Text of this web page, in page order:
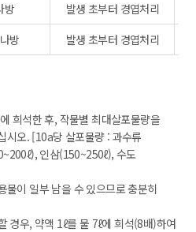
방
발생 초부터 경엽처리
방 발생 초부터 경엽처리
희석한 후, 작물별 최대살포물량을
시오. [10a당 살포물량 : 과수류
인삼(150~250ℓ), 수도
물이 일부 남을 수 있으므로 충분히
경우, 약액 1ℓ를 물 7ℓ에 희석(8배)하여